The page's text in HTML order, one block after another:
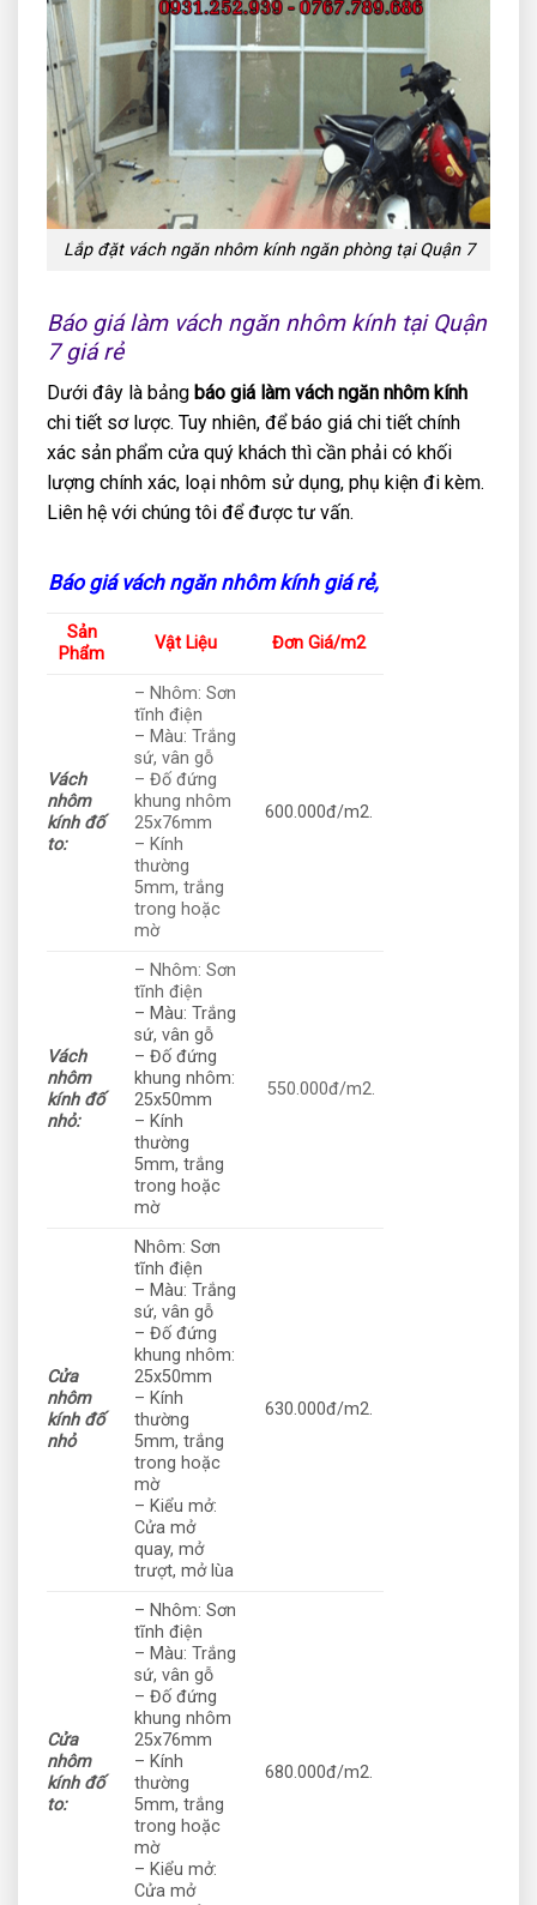
Lắp đặt vách ngăn nhôm kính ngăn phòng tại Quận 7
Báo giá làm vách ngăn nhôm kính tại Quận
7 giá rẻ
Dưới đây là bảng báo giá làm vách ngăn nhôm kính
chi tiết sơ lược. Tuy nhiên, để báo giá chi tiết chính
xác sản phẩm cửa quý khách thì cần phải có khối
lượng chính xác, loại nhôm sử dụng, phụ kiện đi kèm.
Liên hệ với chúng tôi để được tư vấn.
Báo giá vách ngăn nhôm kính giá rẻ,
Sản
Phẩm
Vật Liệu Đơn Giá/m2
Vách
nhôm
kính đố
to:
– Nhôm: Sơn
tĩnh điện
– Màu: Trắng
sứ, vân gỗ
– Đố đứng
khung nhôm
25x76mm
– Kính
thường
5mm, trắng
trong hoặc
mờ
600.000đ/m2.
Vách
nhôm
kính đố
nhỏ:
– Nhôm: Sơn
tĩnh điện
– Màu: Trắng
sứ, vân gỗ
– Đố đứng
khung nhôm:
25x50mm
– Kính
thường
5mm, trắng
trong hoặc
mờ
550.000đ/m2.
Cửa
nhôm
kính đố
nhỏ
Nhôm: Sơn
tĩnh điện
– Màu: Trắng
sứ, vân gỗ
– Đố đứng
khung nhôm:
25x50mm
– Kính
thường
5mm, trắng
trong hoặc
mờ
– Kiểu mở:
Cửa mở
quay, mở
trượt, mở lùa
630.000đ/m2.
Cửa
nhôm
kính đố
to:
– Nhôm: Sơn
tĩnh điện
– Màu: Trắng
sứ, vân gỗ
– Đố đứng
khung nhôm
25x76mm
– Kính
thường
5mm, trắng
trong hoặc
mờ
– Kiểu mở:
Cửa mở
680.000đ/m2.